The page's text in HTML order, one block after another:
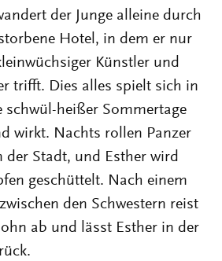
der Junge alleine durch
Hotel, in dem er nur
Künstler und
trifft. Dies alles spielt sich in
schwül-heißer Sommertage
wirkt. Nachts rollen Panzer
der Stadt, und Esther wird
geschüttelt. Nach einem
den Schwestern reist
ab und lässt Esther in der